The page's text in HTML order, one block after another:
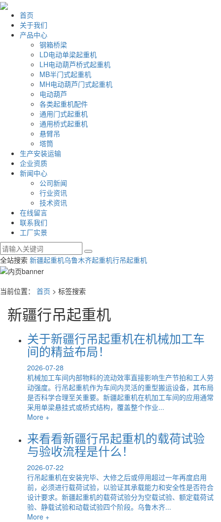
首页
关于我们
产品中心
钢箱桥梁
LD电动单梁起重机
LH电动葫芦桥式起重机
MB半门式起重机
MH电动葫芦门式起重机
电动葫芦
各类起重机配件
通用门式起重机
通用桥式起重机
悬臂吊
塔筒
生产安装运输
企业资质
新闻中心
公司新闻
行业资讯
技术资讯
在线留言
联系我们
工厂实景
全站搜索 新疆起重机乌鲁木齐起重机行吊起重机
当前位置： 首页 > 标签搜索
新疆行吊起重机
关于新疆行吊起重机在机械加工车
间的精益布局！
2026-07-28
机械加工车间内部物料的流动效率直接影响生产节拍和工人劳
动强度。行吊起重机作为车间内灵活的重型搬运设备，其布局
是否科学合理至关重要。新疆起重机在机加工车间的应用通常
采用单梁悬挂式或桥式结构，覆盖整个作业...
More +
来看看新疆行吊起重机的载荷试验
与验收流程是什么！
2026-07-22
行吊起重机在安装完毕、大修之后或停用超过一年再度启用
前，必须进行载荷试验，以验证其承载能力和安全性是否符合
设计要求。新疆起重机的载荷试验分为空载试验、额定载荷试
验、静载试验和动载试验四个阶段。乌鲁木齐...
More +